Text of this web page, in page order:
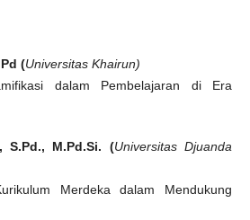
(Universitas Khairun)
dalam Pembelajaran di Era
S.Pd., M.Pd.Si. (Universitas Djuanda
Merdeka dalam Mendukung